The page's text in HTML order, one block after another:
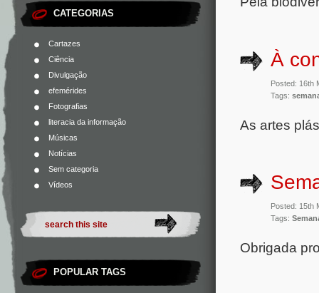
CATEGORIAS
Cartazes
Ciência
Divulgação
efemérides
Fotografias
literacia da informação
Músicas
Notícias
Sem categoria
Vídeos
POPULAR TAGS
À
Posted: 16th
Tags:
As artes
Posted: 15th
Tags:
Obrigada